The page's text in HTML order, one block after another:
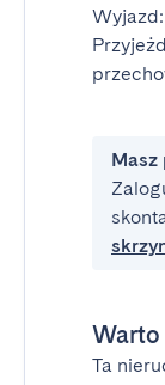
Wyjazd:
Masz
Ta